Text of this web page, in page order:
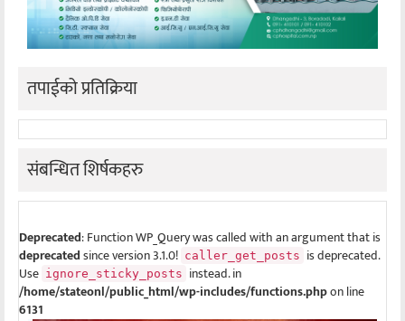
तपाईको प्रतिक्रिया
संबन्धित शिर्षकहरु
Deprecated: Function WP_Query was called with an argument that is
deprecatedsince version 3.1.0! caller_get_posts is deprecated.
Use ignore_sticky_posts instead. in
/home/stateonl/public_html/wp-includes/functions.phpon line
6131